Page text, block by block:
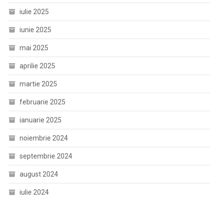
iulie 2025
iunie 2025
mai 2025
aprilie 2025
martie 2025
februarie 2025
ianuarie 2025
noiembrie 2024
septembrie 2024
august 2024
iulie 2024